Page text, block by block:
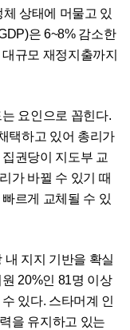
상태에 머물고 있
은 6~8% 감소한
규모 재정지출까지
요인으로 꼽힌다.
택하고 있어 총리가
권당이 지도부 교
가 바뀔 수 있기 때
르게 교체될 수 있
지지 기반을 확실
20%인 81명 이상
있다. 스타머계 인
을 유지하고 있는